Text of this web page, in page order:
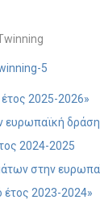
5
2025-2026»
2024-2025
στην
έτος 2023-2024»